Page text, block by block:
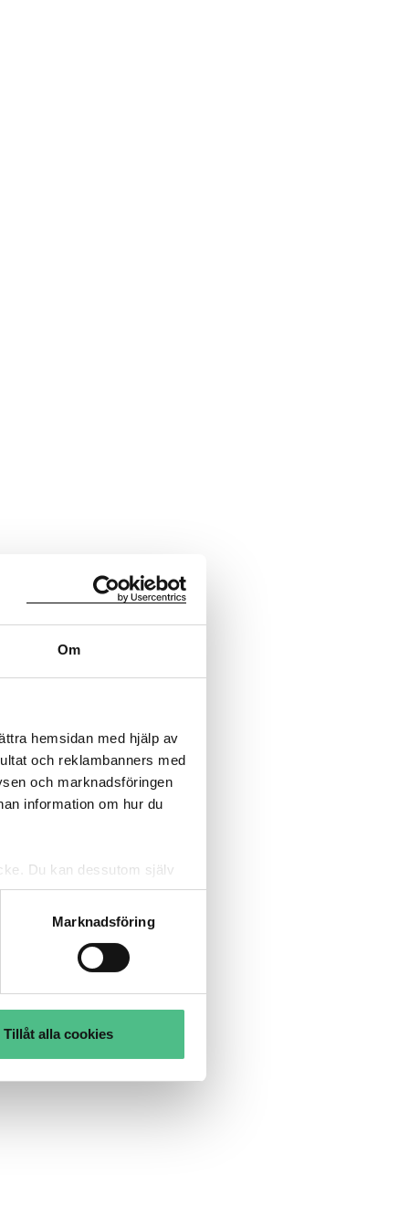
Om
hemsidan med hjälp av
och reklambanners med
och marknadsföringen
information om hur du
Du kan dessutom själv
Marknadsföring
Tillåt alla cookies